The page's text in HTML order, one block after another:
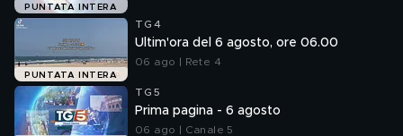
PUNTATA INTERA
PUNTATA INTERA
TG4
Ultim'ora del 6 agosto, ore 06.00
06 ago | Rete 4
TG5
Prima pagina - 6 agosto
06 ago | Canale 5